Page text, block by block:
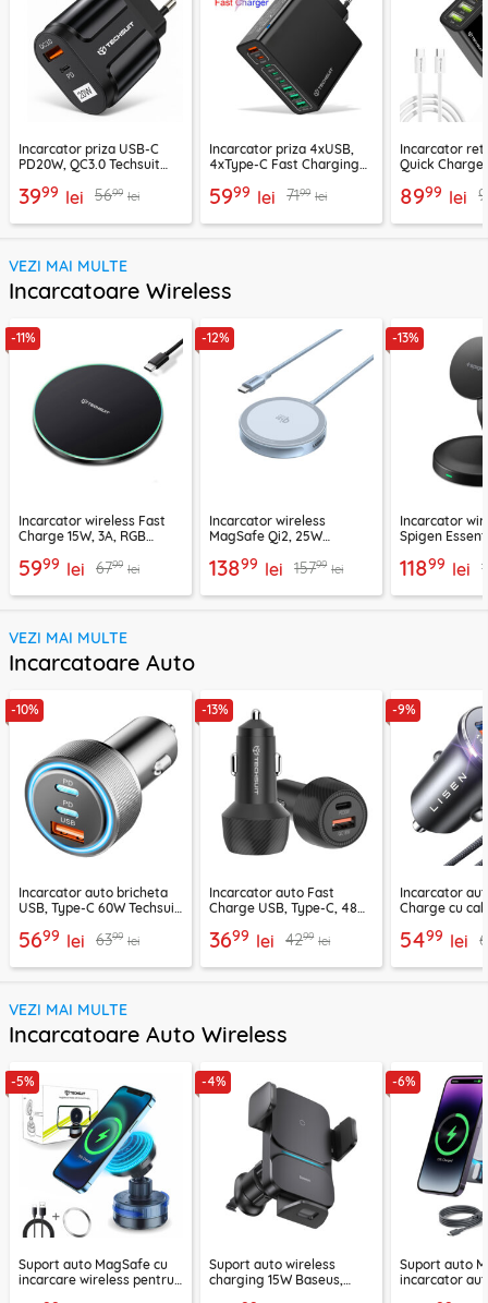
Incarcator priza USB-C
PD20W, QC3.0 Techsuit
CHPD038
3999 lei 5699 lei
Incarcator priza 4xUSB,
4xType-C Fast Charging
negru, CHPD224
5999 lei 7199 lei
Incarcator
Quick Charge
CHC2
8999 lei
VEZI MAI MULTE
Incarcatoare Wireless
-11%
Incarcator wireless Fast
Charge 15W, 3A, RGB
CHWR031
5999 lei 6799 lei
-12%
Incarcator wireless
MagSafe Qi2, 25W
13899 lei 15799 lei
-13%
Incarcator
Spigen
11899 lei
VEZI MAI MULTE
Incarcatoare Auto
-10%
Incarcator auto bricheta
USB, Type-C 60W Techsuit
5699 lei 6399 lei
-13%
Incarcator auto Fast
Charge USB, Type-C, 48W
3699 lei 4299 lei
-9%
Incarcator
Charge cu
5499 lei
VEZI MAI MULTE
Incarcatoare Auto Wireless
-5%
Suport auto MagSafe cu
incarcare wireless pentru
-4%
Suport auto wireless
charging 15W Baseus,
-6%
Suport auto
incarcator